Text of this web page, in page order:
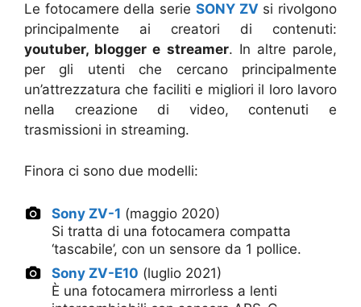
Le fotocamere della serie SONY ZV si rivolgono
principalmente ai creatori di contenuti:
youtuber, blogger e streamer. In altre parole,
per gli utenti che cercano principalmente
un’attrezzatura che faciliti e migliori il loro lavoro
nella creazione di video, contenuti e
trasmissioni in streaming.
Finora ci sono due modelli:
Sony ZV-1 (maggio 2020)
Si tratta di una fotocamera compatta
‘tascabile’, con un sensore da 1 pollice.
Sony ZV-E10 (luglio 2021)
È una fotocamera mirrorless a lenti